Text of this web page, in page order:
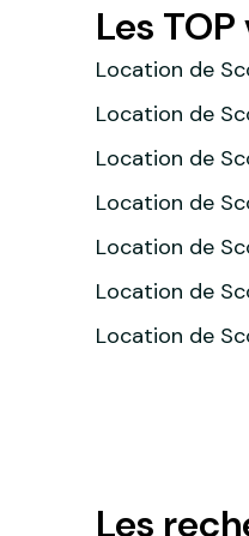
Les
Location de
Location de
Location de
Location de
Location de
Location de
Location de
Les